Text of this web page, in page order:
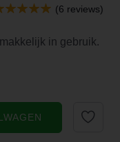
(6 reviews)
in gebruik.